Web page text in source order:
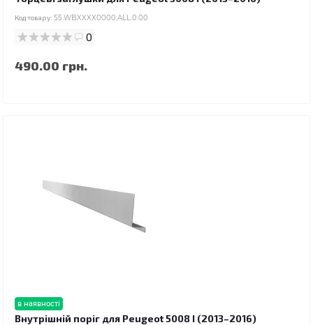
Код товару: 55.WBXXXX0000.ALL.0.00
0
490.00 грн.
в наявності
Внутрішній поріг для Peugeot 5008 I (2013–2016)